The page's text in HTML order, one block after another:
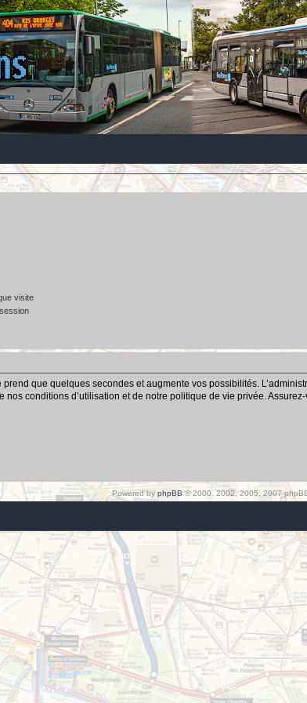
visite
que quelques secondes et augmente vos possibilités.
conditions d’utilisation et de notre politique de vie privée.
Powered by phpBB© 2000, 2002, 2005, 2007